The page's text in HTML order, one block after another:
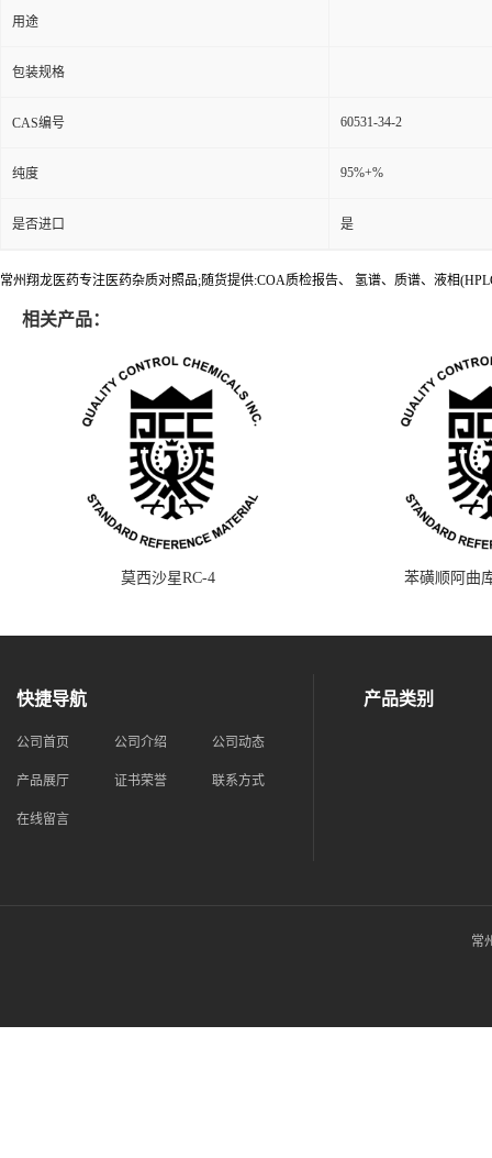
用途
包装规格
CAS编号 60531-34-2
纯度 95%+%
是否进口 是
常州翔龙医药专注医药杂质对照品;随货提供:COA质检报告、 氢谱、质谱、液相
相关产品：
莫西沙星RC-4 苯磺顺阿曲
快捷导航
公司首页 公司介绍 公司动态
产品展厅 证书荣誉 联系方式
在线留言
产品类别
常